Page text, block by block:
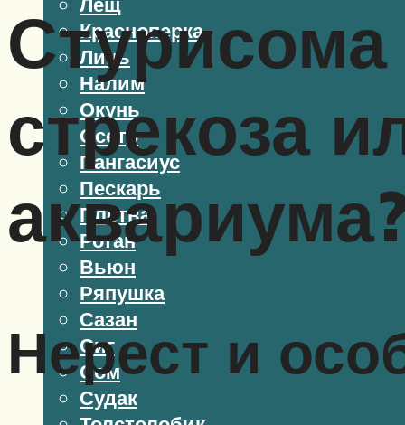
Красноперка
Линь
Налим
Окунь
Осетр
Пангасиус
Пескарь
Плотва
Ротан
Вьюн
Ряпушка
Сазан
Сиг
Сом
Судак
стрекоза
Нерест и